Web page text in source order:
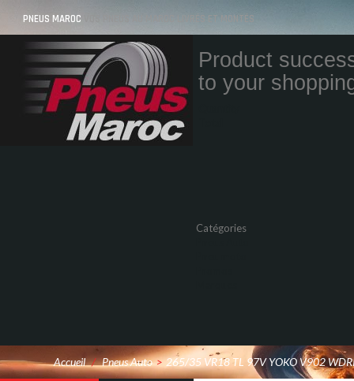
PNEUS MAROC VOS PNEUS AU MAROC LIVRÉS ET MONTÉS
Product
to your
Catégories
Accueil / Pneus Auto > 265/35 VR18 TL 97V YOKO V902